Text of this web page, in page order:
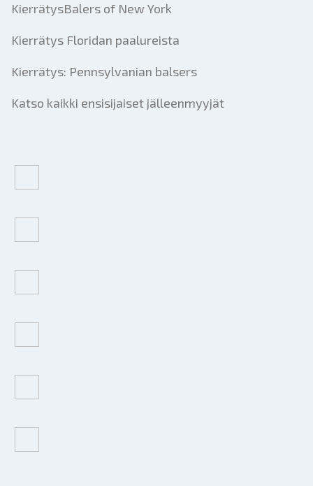
KierrätysBalers of New York
Kierrätys Floridan paalureista
Kierrätys: Pennsylvanian balsers
Katso kaikki ensisijaiset jälleenmyyjät